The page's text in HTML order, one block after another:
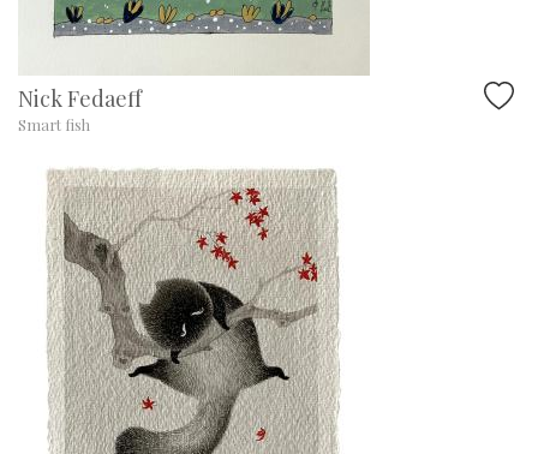
Nick Fedaeff
Smart fish